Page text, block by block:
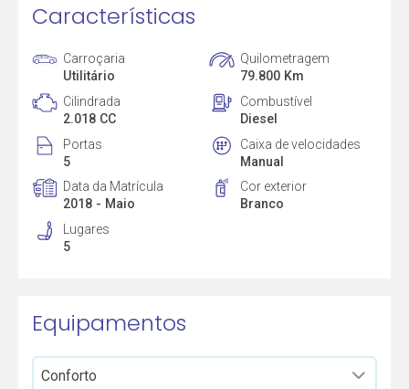
Características
Carroçaria
Utilitário
Quilometragem
79.800 Km
Cilindrada
2.018 CC
Combustível
Diesel
Portas
5
Caixa de velocidades
Manual
Data da Matrícula
2018 - Maio
Cor exterior
Branco
Lugares
5
Equipamentos